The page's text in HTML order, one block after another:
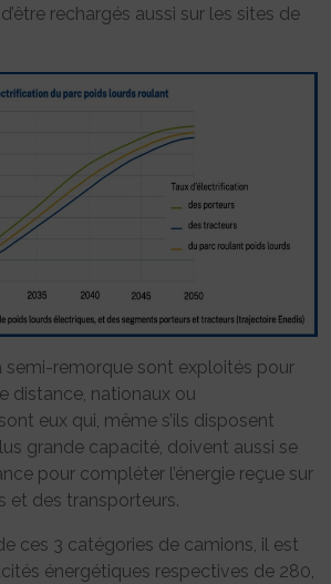
rechargés aussi sur les sites de
semi-remorque sont exploités pour
distance, nationaux ou
eux qui, même s’ils disposent
grande capacité, doivent aussi se
pour compléter l’énergie reçue sur
et des transporteurs.
ces 3 catégories de camions, il est
énergétiques respectives de 280,